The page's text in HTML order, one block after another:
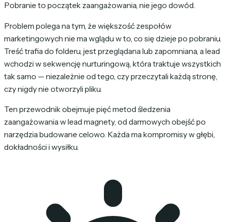
Pobranie to początek zaangażowania, nie jego dowód.
Problem polega na tym, że większość zespołów
marketingowych nie ma wglądu w to, co się dzieje po pobraniu.
Treść trafia do folderu, jest przeglądana lub zapomniana, a lead
wchodzi w sekwencję nurturingową, która traktuje wszystkich
tak samo — niezależnie od tego, czy przeczytali każdą stronę,
czy nigdy nie otworzyli pliku.
Ten przewodnik obejmuje pięć metod śledzenia
zaangażowania w lead magnety, od darmowych obejść po
narzędzia budowane celowo. Każda ma kompromisy w głębi,
dokładności i wysiłku.